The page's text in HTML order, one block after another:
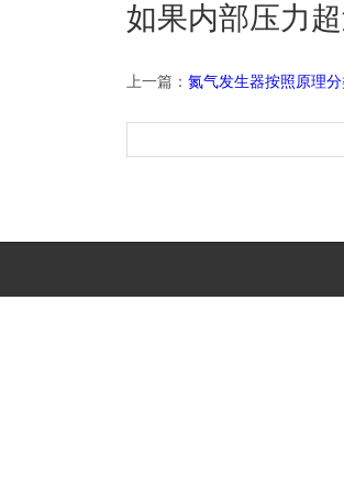
如果内部压力
上一篇： 氮气发生器按照原理